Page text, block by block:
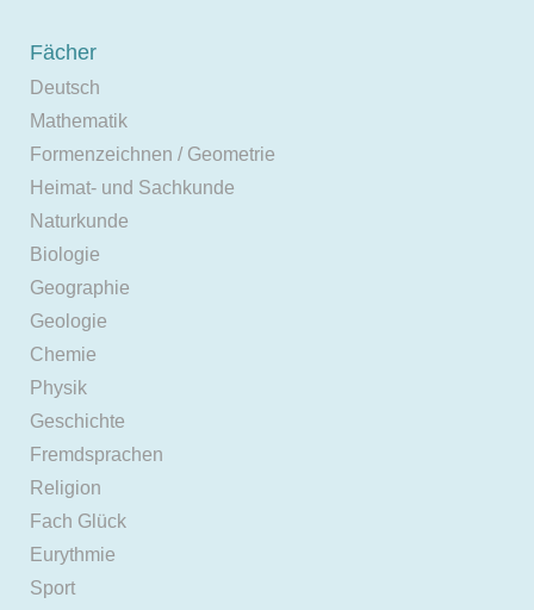
Fächer
Deutsch
Mathematik
Formenzeichnen / Geometrie
Heimat- und Sachkunde
Naturkunde
Biologie
Geographie
Geologie
Chemie
Physik
Geschichte
Fremdsprachen
Religion
Fach Glück
Eurythmie
Sport